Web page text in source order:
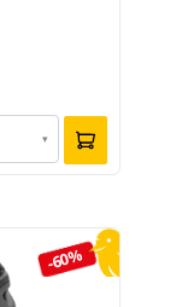
▾
-60%